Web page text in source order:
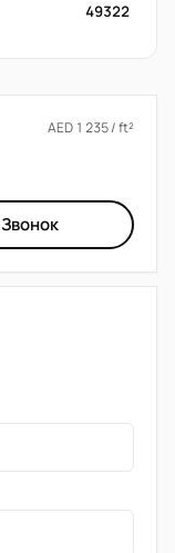
49322
AED 1 235 / ft²
Звонок